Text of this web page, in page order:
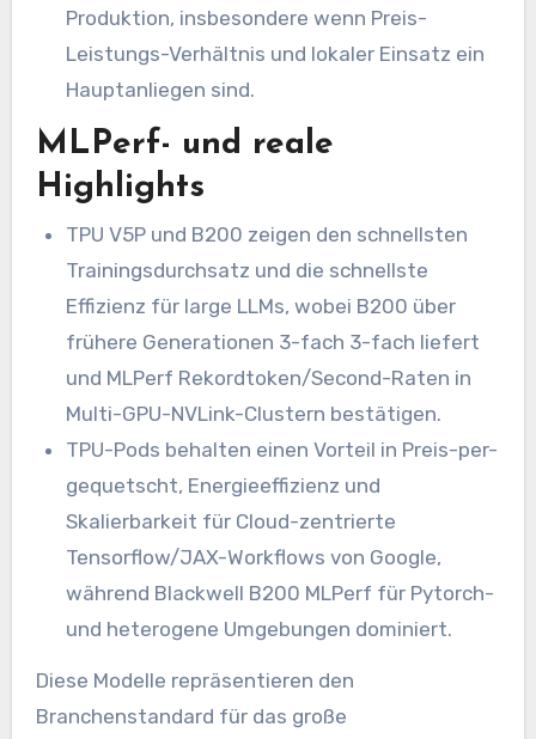
Produktion, insbesondere wenn Preis-
Leistungs-Verhältnis und lokaler Einsatz ein
Hauptanliegen sind.
MLPerf- und reale
Highlights
TPU V5P und B200 zeigen den schnellsten
Trainingsdurchsatz und die schnellste
Effizienz für large LLMs, wobei B200 über
frühere Generationen 3-fach 3-fach liefert
und MLPerf Rekordtoken/Second-Raten in
Multi-GPU-NVLink-Clustern bestätigen.
TPU-Pods behalten einen Vorteil in Preis-per-
gequetscht, Energieeffizienz und
Skalierbarkeit für Cloud-zentrierte
Tensorflow/JAX-Workflows von Google,
während Blackwell B200 MLPerf für Pytorch-
und heterogene Umgebungen dominiert.
Diese Modelle repräsentieren den
Branchenstandard für das große